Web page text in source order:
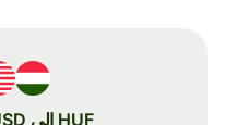
HUF إلى USD